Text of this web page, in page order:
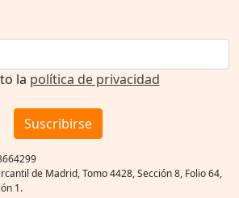
la política de privacidad
Suscribirse
de Madrid, Tomo 4428, Sección 8, Folio 64,
1.